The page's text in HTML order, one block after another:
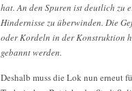
hat. An den Spuren ist deutlich zu
Hindernisse zu überwinden. Die
oder Kordeln in der Konstruktion
gebannt werden.
Deshalb muss die Lok nun erneut